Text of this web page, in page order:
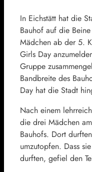
In Eichstätt hat die
Bauhof auf die
Mädchen ab der 5.
Girls Day
Gruppe
Bandbreite des
Day hat die Stadt
Nach einem
die drei Mädchen
Bauhofs. Dort
umzutopfen. Dass
durften, gefiel den